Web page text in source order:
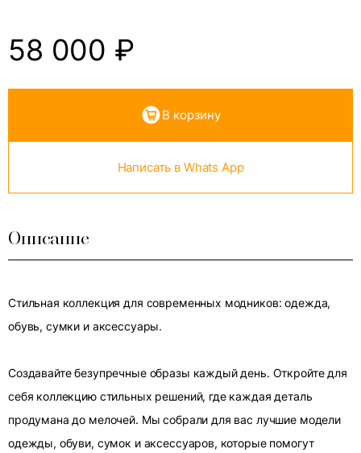
58 000 ₽
В корзину
Написать в Whats App
Описание
Стильная коллекция для современных модников: одежда,
обувь, сумки и аксессуары.
Создавайте безупречные образы каждый день. Откройте для
себя коллекцию стильных решений, где каждая деталь
продумана до мелочей. Мы собрали для вас лучшие модели
одежды, обуви, сумок и аксессуаров, которые помогут